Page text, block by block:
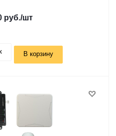
руб./шт
В корзину